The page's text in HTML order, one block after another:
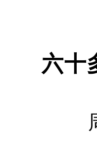
六十